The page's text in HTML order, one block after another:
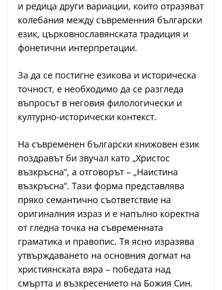
и редица други вариации, които отразяват
колебания между съвременния български
език, църковнославянската традиция и
фонетични интерпретации.
За да се постигне езикова и историческа
точност, е необходимо да се разгледа
въпросът в неговия филологически и
културно-исторически контекст.
На съвременен български книжовен език
поздравът би звучал като „Христос
възкръсна“, а отговорът – „Наистина
възкръсна“. Тази форма представлява
пряко семантично съответствие на
оригиналния израз и е напълно коректна
от гледна точка на съвременната
граматика и правопис. Тя ясно изразява
утвърждаването на основния догмат на
християнската вяра – победата над
смъртта и възкресението на Божия Син.